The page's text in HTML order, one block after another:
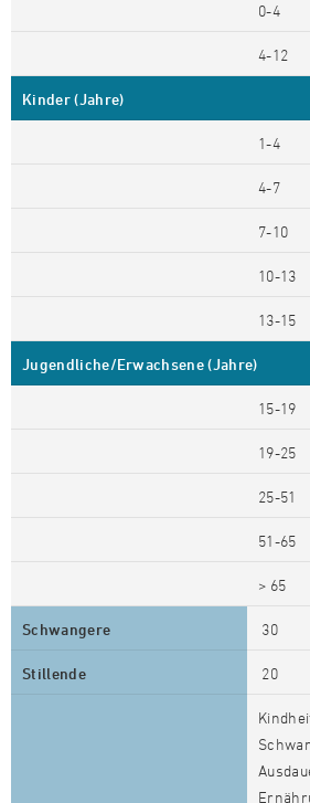
0-4
4-12
Kinder (Jahre)
1-4
4-7
7-10
10-13
13-15
Jugendliche/Erwachsene (Jahre)
15-19
19-25
25-51
51-65
> 65
Schwangere 30
Stillende 20